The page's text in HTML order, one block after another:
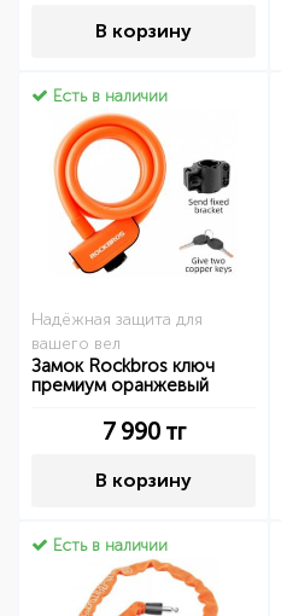
В корзину
Есть в наличии
Надёжная защита для
вашего вел
Замок Rockbros ключ
премиум оранжевый
7 990тг
В корзину
Есть в наличии